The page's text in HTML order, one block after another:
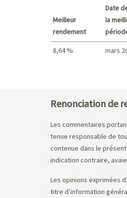
Meilleur
rendement
Date
la
8,64 % mars
Renonciation de
Les commentaires
tenue responsable de
contenue dans le
indication contraire,
Les opinions exprimées
titre d’information